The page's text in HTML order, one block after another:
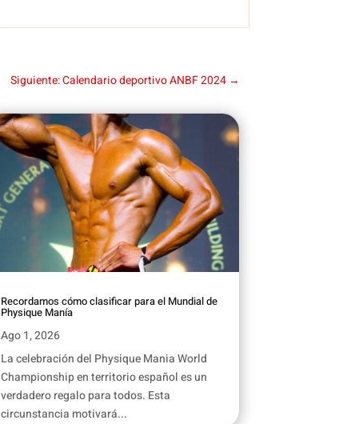
Siguiente: Calendario deportivo ANBF 2024→
Recordamos cómo clasificar para el Mundial de
Physique Manía
Ago 1, 2026
La celebración del Physique Mania World
Championship en territorio español es un
verdadero regalo para todos. Esta
circunstancia motivará...